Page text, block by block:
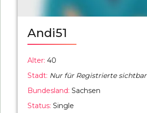
Andi51
Alter: 40
Stadt: Nur für Registrierte sichtbar
Bundesland: Sachsen
Status: Single